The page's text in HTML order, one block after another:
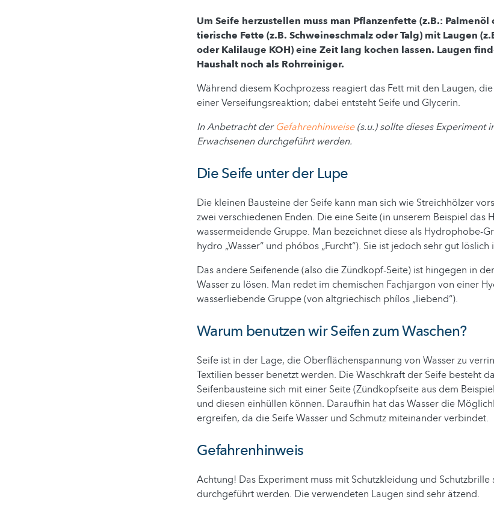
Um Seife herzustellen muss man Pflanzenfette (z.B.:
tierische Fette (z.B. Schweineschmalz oder Talg) mit Laugen
oder Kalilauge KOH) eine Zeit lang kochen lassen. Laugen
Haushalt noch als Rohrreiniger.
Während diesem Kochprozess reagiert das Fett mit den Laugen,
einer Verseifungsreaktion; dabei entsteht Seife und Glycerin.
In Anbetracht derGefahrenhinweise(s.u.) sollte dieses Experiment
Erwachsenen durchgeführt werden.
Die Seife unter der Lupe
Die kleinen Bausteine der Seife kann man sich wie Streichhölzer
zwei verschiedenen Enden. Die eine Seite (in unserem Beispiel das
wassermeidende Gruppe. Man bezeichnet diese als Hydrophobe-
hydro „Wasser“ und phóbos „Furcht“). Sie ist jedoch sehr gut löslich
Das andere Seifenende (also die Zündkopf-Seite) ist hingegen in
Wasser zu lösen. Man redet im chemischen Fachjargon von einer
wasserliebende Gruppe (von altgriechisch phílos „liebend“).
Warum benutzen wir Seifen zum Waschen?
Seife ist in der Lage, die Oberflächenspannung von Wasser zu
Textilien besser benetzt werden. Die Waschkraft der Seife besteht
Seifenbausteine sich mit einer Seite (Zündkopfseite aus dem
und diesen einhüllen können. Daraufhin hat das Wasser die
ergreifen, da die Seife Wasser und Schmutz miteinander verbindet.
Gefahrenhinweis
Achtung! Das Experiment muss mit Schutzkleidung und Schutzbrille
durchgeführt werden. Die verwendeten Laugen sind sehr ätzend.